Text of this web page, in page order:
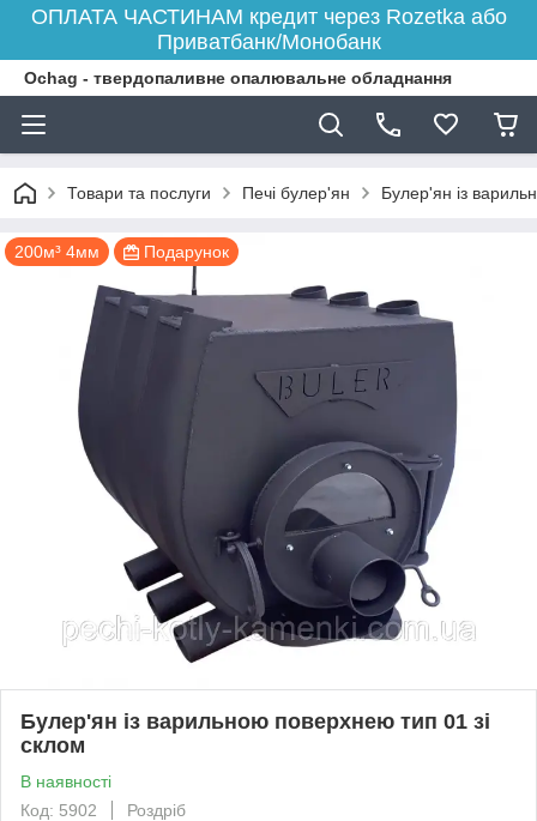
ОПЛАТА ЧАСТИНАМ кредит через Rozetka або
Приватбанк/Монобанк
Ochag - твердопаливне опалювальне обладнання
Товари та послуги Печі булер'ян Булер'ян із
200м³ 4мм Подарунок
Булер'ян із варильною поверхнею тип 01 зі
склом
В наявності
Код: 5902
Роздріб